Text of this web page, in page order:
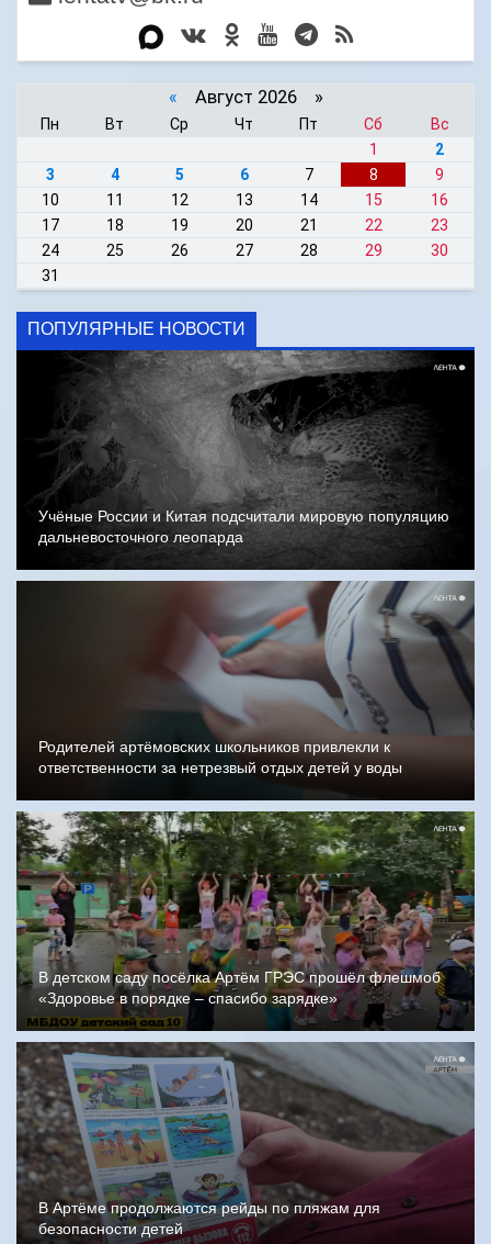
« Август 2026 »
Пн Вт Ср Чт Пт Сб
Вс
1
2
3
4 5 6 7 8
9
10
11 12 13 14 15
16
17
18 19 20 21 22
23
24
25 26 27 28 29
30
31
ПОПУЛЯРНЫЕ НОВОСТИ
Учёные России и Китая подсчитали мировую популяцию
дальневосточного леопарда
Родителей артёмовских школьников привлекли к
ответственности за нетрезвый отдых детей у воды
В детском саду посёлка Артём ГРЭС прошёл флешмоб
«Здоровье в порядке – спасибо зарядке»
В Артёме продолжаются рейды по пляжам для
безопасности детей